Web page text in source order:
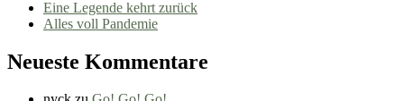
Eine Legende kehrt zurück
Alles voll Pandemie
Neueste Kommentare